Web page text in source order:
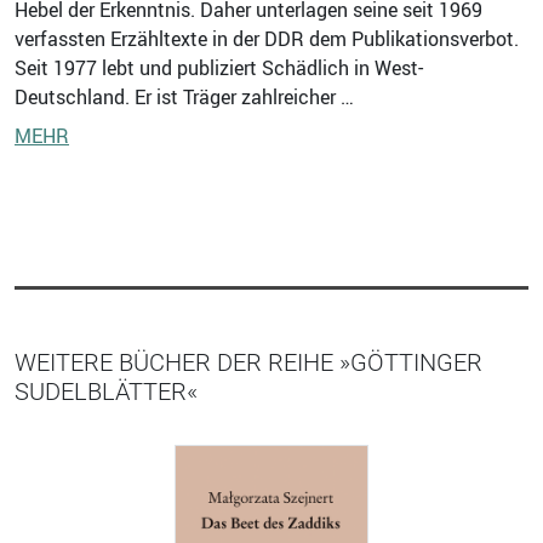
Hebel der Erkenntnis. Daher unterlagen seine seit 1969
verfassten Erzähltexte in der DDR dem Publikationsverbot.
Seit 1977 lebt und publiziert Schädlich in West-
Deutschland. Er ist Träger zahlreicher …
MEHR
WEITERE BÜCHER DER REIHE »GÖTTINGER
SUDELBLÄTTER«